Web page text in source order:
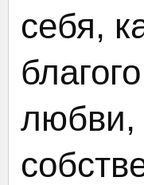
себя,
любви,